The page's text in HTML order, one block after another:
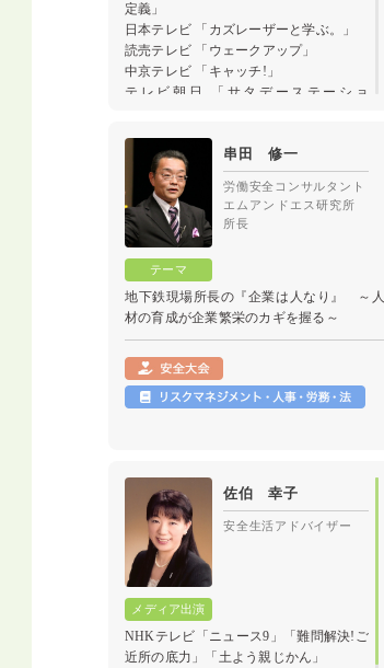
定義」
日本テレビ 「カズレーザーと学ぶ。」
読売テレビ 「ウェークアップ」
中京テレビ 「キャッチ!」
テレビ朝日 「サタデーステーショ
TBS 「THE TIME,」「ひるおび」、「N
スタ」、「ドーナツトーク」、
「サンデー・ジャポン」、
「news23」
「ラストマン-全盲の捜査官-」（リ
サーチ協力）
CBCテレビ 「ゴゴスマ」
フジテレビ 「日曜報道THE PRIME」、
「ホンマでっか!?TV」、
「Mr.サンデー」、「めざま
し8」
関西テレビ 「newsランナー」
BSフジ 「BSフジLIVE プライムニュー
「ABEMA Prime」
など多数
企業が知るべきサイバー攻撃の実態
串田 修一
労働安全コンサルタント
エムアンドエス研究所
所長
地下鉄現場所長の『企業は人なり』 ～人
材の育成が企業繁栄のカギを握る～
佐伯 幸子
安全生活アドバイザー
NHKテレビ「ニュース9」「難問解決!ご
近所の底力」「土よう親じかん」